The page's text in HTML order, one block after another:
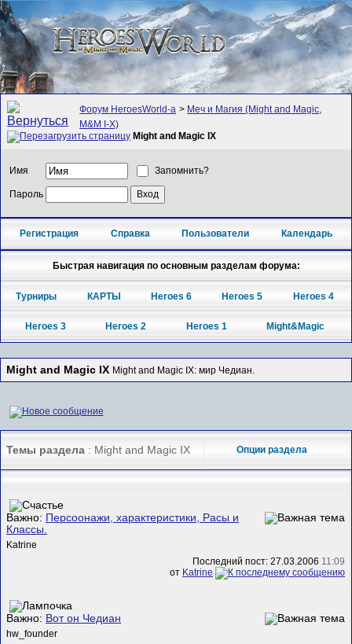
Форум HeroesWorld-а > Меч и Магия (Might and Magic,
M&M I-X)
Might and Magic IX
Имя Запомнить?
Пароль
Регистрация Справка Пользователи Календарь
Быстрая навигация по основным разделам форума:
Турниры КАРТЫ Heroes 6 Heroes 5 Heroes 4
Heroes 3 Heroes 2 Heroes 1 Might&Magic
Might and Magic IX Might and Magic IX: мир Чедиан.
Темы раздела : Might and Magic IX Опции раздела
Важно: Персоонажи, характеристики, Расы и
Классы.
Katrine
Последний пост: 27.03.2006 11:09
от Katrine
Важно: Вот он Чедиан
hw_founder